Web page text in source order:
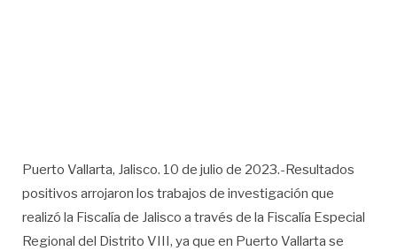
Puerto Vallarta, Jalisco. 10 de julio de 2023.-Resultados
positivos arrojaron los trabajos de investigación que
realizó la Fiscalía de Jalisco a través de la Fiscalía Especial
Regional del Distrito VIII, ya que en Puerto Vallarta se